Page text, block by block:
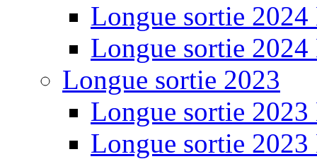
Longue sortie 2024
Longue sortie 2024
Longue sortie 2023
Longue sortie 2023
Longue sortie 2023